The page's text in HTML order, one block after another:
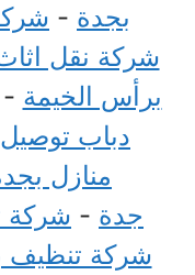
بجدة -
شركة نقل
برأس الخيمة -
دباب
منازل
جدة - شركة
شركة تنظيف